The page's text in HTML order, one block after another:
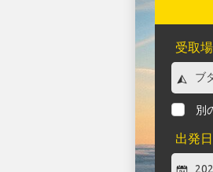
受取
別
出発